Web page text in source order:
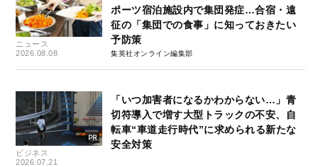
ニュース
2026.08.08
ポーツ宿泊施設内で集団発症…合宿・遠
征の「集団での食事」に知っておきたい
予防策
集英社オンライン編集部
ビジネス
2026.07.21
「いつ加害者になるかわからない…」青
切符導入で増す大型トラックの不安、自
転車“車道走行時代”に求められる新たな
安全対策